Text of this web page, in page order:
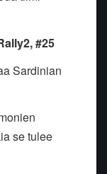
#25
Sardinian
se tulee